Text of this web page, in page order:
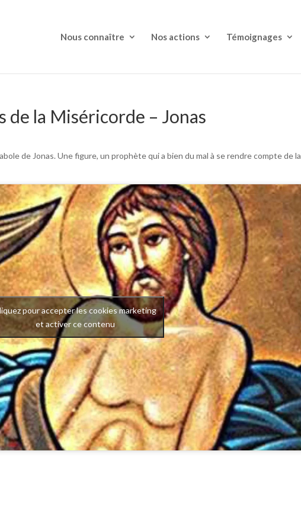
Nous connaître Nos actions Témoignages
de la Miséricorde – Jonas
de Jonas. Une figure, un prophète qui a bien du mal à se rendre compte de la
pour accepter les cookies marketing
et activer ce contenu